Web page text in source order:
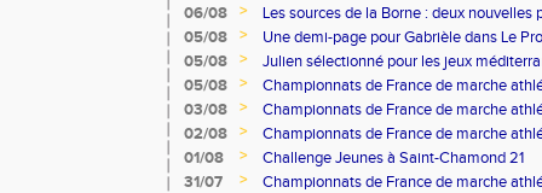
06/08
>
Les sources de la Borne : deux nouvelles
05/08
>
Une demi-page pour Gabrièle dans Le
05/08
>
Julien sélectionné pour les jeux
05/08
>
Championnats de France de marche
03/08
>
Championnats de France de marche
02/08
>
Championnats de France de marche
01/08
>
Challenge Jeunes à Saint-Chamond 21
31/07
>
Championnats de France de marche